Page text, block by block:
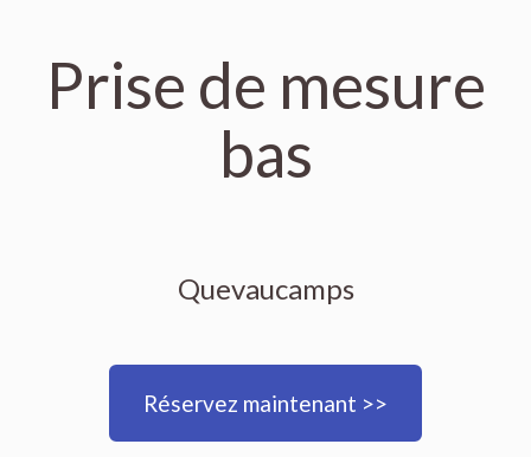
Prise de mesure
bas
Quevaucamps
Réservez maintenant >>